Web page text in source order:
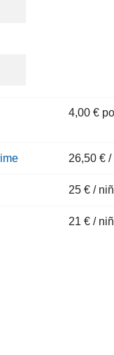
4,00 €
26,50 €
25 € /
21 € /